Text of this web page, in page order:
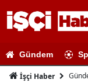
Gündem
İşçi Haber